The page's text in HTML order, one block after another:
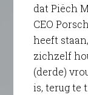
dat Piëch
CEO
heeft
zichzelf
(derde)
is, terug te